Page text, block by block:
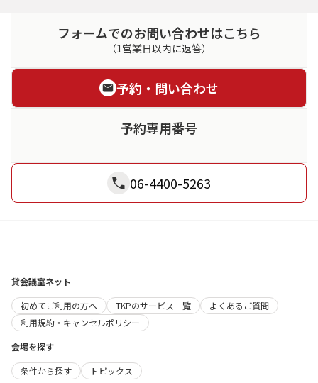
フォームでのお問い合わせはこちら
（1営業日以内に返答）
予約・問い合わせ
予約専用番号
06-4400-5263
貸会議室ネット
初めてご利用の方へ
TKPのサービス一覧
よくあるご質問
利用規約・キャンセルポリシー
会場を探す
条件から探す
トピックス